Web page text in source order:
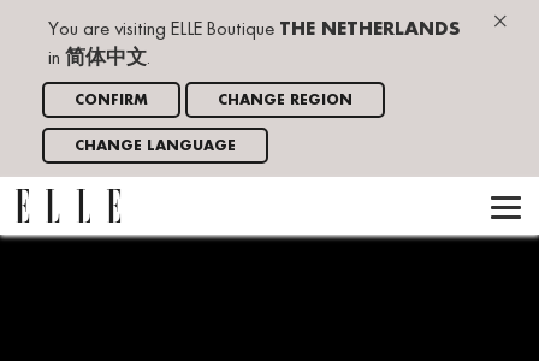
×
You are visiting ELLE Boutique THE NETHERLANDS
in 简体中文.
CONFIRM CHANGE REGION
CHANGE LANGUAGE